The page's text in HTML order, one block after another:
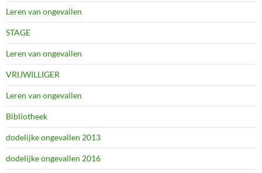
Leren van ongevallen
STAGE
Leren van ongevallen
VRIJWILLIGER
Leren van ongevallen
Bibliotheek
dodelijke ongevallen 2013
dodelijke ongevallen 2016